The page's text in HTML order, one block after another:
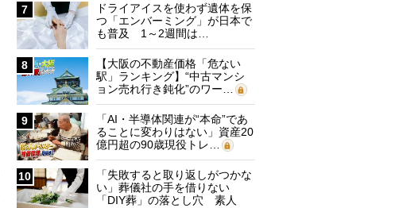
7
ドライアイスを使わず遺体を保
つ「エンバーミング」が日本で
も普及 1～2週間は…
8
【大阪の不動産価格「危ない
駅」ランキング】“中古マンシ
ョン売れ行き鈍化”のワー…
9
「AI・半導体関連が“本命”であ
ることに変わりはない」資産20
億円超の90歳現役トレ…
10
「失敗すると取り返しがつかな
い」葬儀社の手を借りない
「DIY葬」の落とし穴 素人